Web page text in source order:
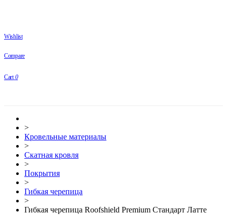
Wishlist
Compare
Cart 0
>
Кровельные материалы
>
Скатная кровля
>
Покрытия
>
Гибкая черепица
>
Гибкая черепица Roofshield Premium Стандарт Латте